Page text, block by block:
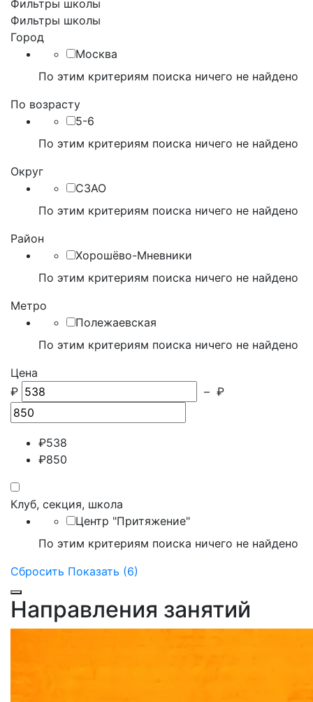
Фильтры школы
Фильтры школы
Город
Москва
По этим критериям поиска ничего не найдено
По возрасту
5-6
По этим критериям поиска ничего не найдено
Округ
СЗАО
По этим критериям поиска ничего не найдено
Район
Хорошёво-Мневники
По этим критериям поиска ничего не найдено
Метро
Полежаевская
По этим критериям поиска ничего не найдено
Цена
₽
– ₽
₽538
₽850
Клуб, секция, школа
Центр "Притяжение"
По этим критериям поиска ничего не найдено
Сбросить Показать (6)
Направления занятий